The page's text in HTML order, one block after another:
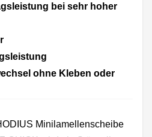
bei sehr hoher
ohne Kleben oder
Minilamellenscheibe